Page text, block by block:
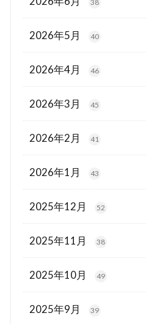
38
2026年5月 40
2026年4月 46
2026年3月 45
2026年2月 41
2026年1月 43
2025年12月 52
2025年11月 38
2025年10月 49
2025年9月 39